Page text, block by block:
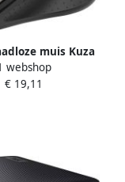
muis Kuza
webshop
€ 19,11